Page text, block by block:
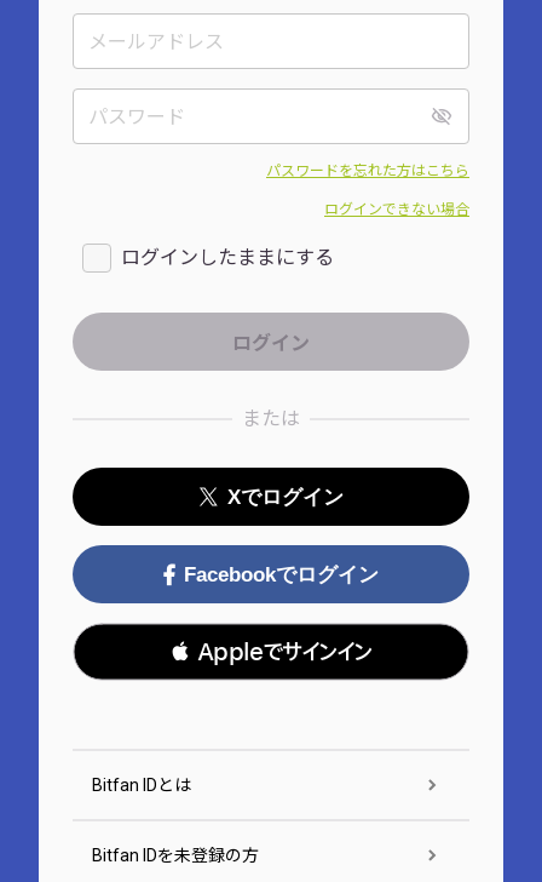
パスワードを忘れた方はこちら
ログインできない場合
ログインしたままにする
または
Xでログイン
Facebookでログイン
 Appleでサインイン
Bitfan IDとは
Bitfan IDを未登録の方